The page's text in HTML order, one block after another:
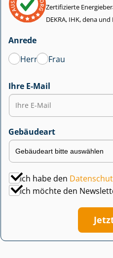
Zertifizierte
DEKRA, IHK, dena und
Anrede
Herr
Frau
Ihre E-Mail
Gebäudeart
Ich habe den
Ich möchte den